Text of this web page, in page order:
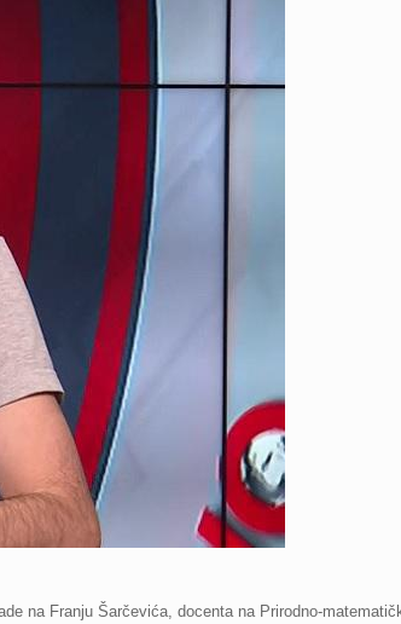
na Franju Šarčevića, docenta na Prirodno-